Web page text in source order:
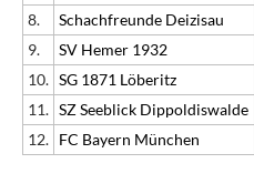
8.
Schachfreunde Deizisau
9.
SV Hemer 1932
10. SG 1871 Löberitz
11. SZ Seeblick Dippoldiswalde
12. FC Bayern München